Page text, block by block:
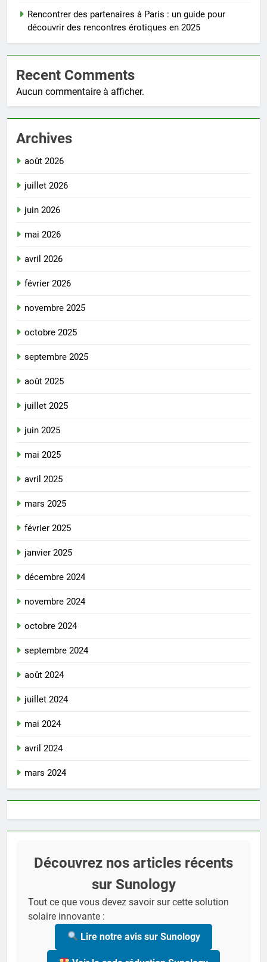
Rencontrer des partenaires à Paris : un guide pour
découvrir des rencontres érotiques en 2025
Recent Comments
Aucun commentaire à afficher.
Archives
août 2026
juillet 2026
juin 2026
mai 2026
avril 2026
février 2026
novembre 2025
octobre 2025
septembre 2025
août 2025
juillet 2025
juin 2025
mai 2025
avril 2025
mars 2025
février 2025
janvier 2025
décembre 2024
novembre 2024
octobre 2024
septembre 2024
août 2024
juillet 2024
mai 2024
avril 2024
mars 2024
Découvrez nos articles récents
sur Sunology
Tout ce que vous devez savoir sur cette solution
solaire innovante :
Lire notre avis sur Sunology